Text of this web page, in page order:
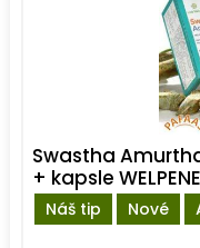
Náš tip Nové
Swastha
+ kapsle